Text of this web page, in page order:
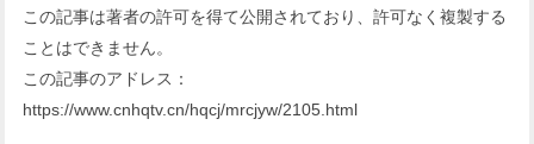
この記事は著者の許可を得て公開されており、許可なく複製する
ことはできません。
この記事のアドレス：
https://www.cnhqtv.cn/hqcj/mrcjyw/2105.html